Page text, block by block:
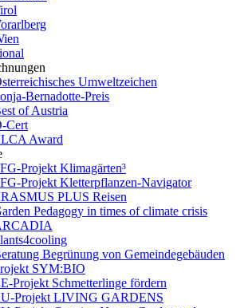
Umweltzeichen
Bernadotte-Preis
of Austria
Cert
Award
Projekt Klimagärten³
Projekt Kletterpflanzen-Navigator
PLUS Reisen
Pedagogy in times of climate crisis
Begrünung von Gemeindegebäuden
SYM:BIO
Projekt Schmetterlinge fördern
Projekt LIVING GARDENS